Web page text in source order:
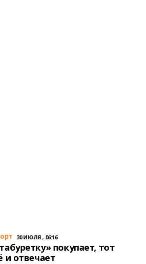
30 ИЮЛЯ , 06:16
покупает, тот
и отвечает